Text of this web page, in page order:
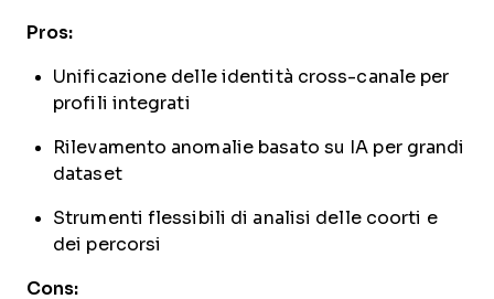
Pros:
Unificazione delle identità cross-canale per
profili integrati
Rilevamento anomalie basato su IA per grandi
dataset
Strumenti flessibili di analisi delle coorti e
dei percorsi
Cons: